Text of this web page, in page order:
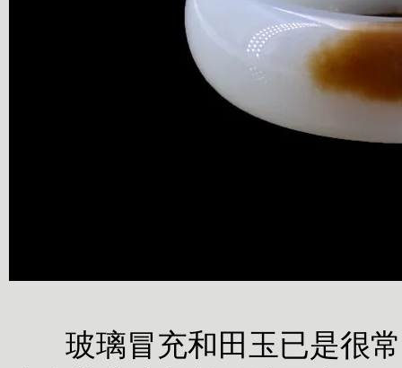
玻璃冒充和田玉已是很常